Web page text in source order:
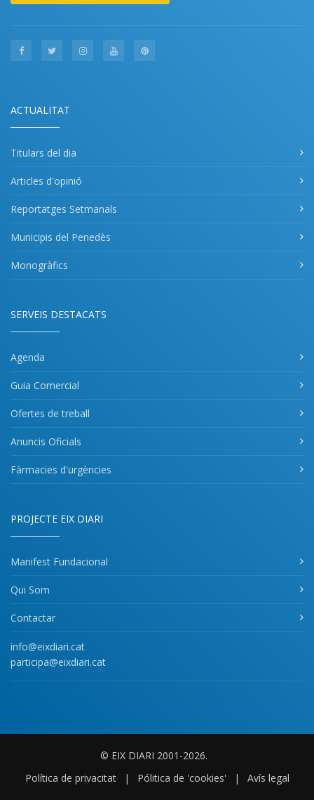
ACTUALITAT
Titulars del dia
Articles d'opinió
Reportatges Setmanals
Municipis del Penedès
Monogràfics
SERVEIS DESTACATS
Agenda
Guia Comercial
Ofertes de treball
Anuncis Oficials
Fàrmacies d'urgències
PROJECTE EIX DIARI
Manifest Fundacional
Qui Som
Contactar
info@eixdiari.cat
participa@eixdiari.cat
© EIX DIARI 2001-2026.
Política de privacitat
| Pólitica de 'cookies' | Avís legal